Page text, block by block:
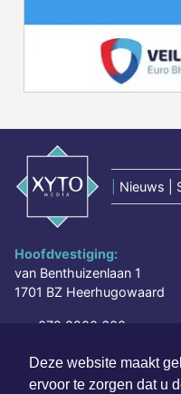
Deze website maakt
ervoor te zorgen dat u
Nieuws |
Hoofdvestiging:
van Benthuizenlaan 1
1701 BZ Heerhugowaard
072 8200 600
www.xyto.nl